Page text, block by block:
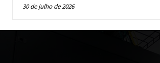
30 de julho de 2026